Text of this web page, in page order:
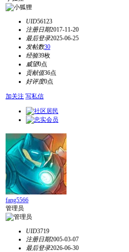
UID56123
注册日期2017-11-20
最后登录2025-06-25
发帖数30
经验39枚
威望0点
贡献值36点
好评度0点
加关注 写私信
fang5566
管理员
UID3719
注册日期2005-03-07
最后登录2026-06-30